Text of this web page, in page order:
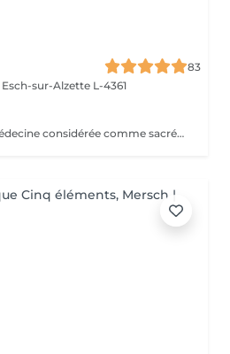
83
Esch-sur-Alzette L-4361
Issu de l'Ayurveda, une médecine considérée comme sacrée en Inde, le massage Abhyanga, pratiqué à l'huile de sésame Bio, agit sur l'énergie vitale. Il permet de réharmoniser et revitaliser le corps tout en apaisant l'esprit. Un excellent moyen pour retrouveréquilibre et sérénité.